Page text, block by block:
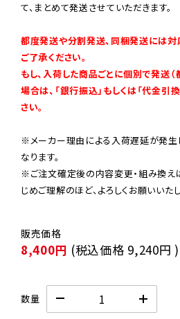
て、まとめて発送させていただきます。
都度発送や分割発送、同梱発送には対
ご了承ください。
もし、入荷した商品ごとに個別で発送
場合は、「銀行振込」もしくは「代金引
さい。
※メーカー理由による入荷遅延が発生
なります。
※ご注文確定後の内容変更・組み換え
じめご理解のほど、よろしくお願いいたし
8,400円 (税込価格 9,240円 )
数量